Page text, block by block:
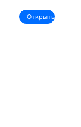
Открыть